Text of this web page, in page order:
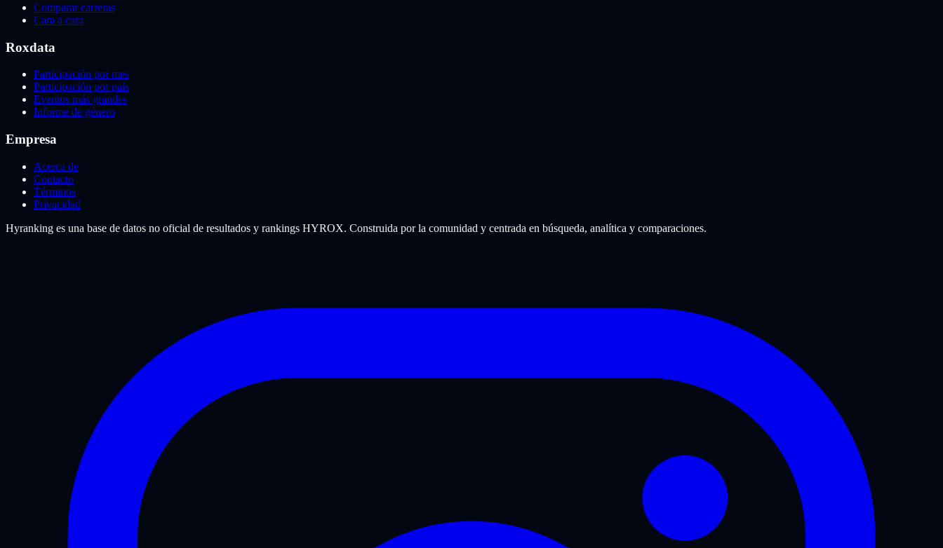
Comparar carreras
Cara a cara
Roxdata
Participación por mes
Participación por país
Eventos más grandes
Informe de género
Empresa
Acerca de
Contacto
Términos
Privacidad
Hyranking es una base de datos no oficial de resultados y rankings HYROX. Construida por la comunidad y centrada en búsqueda, analítica y comparaciones.